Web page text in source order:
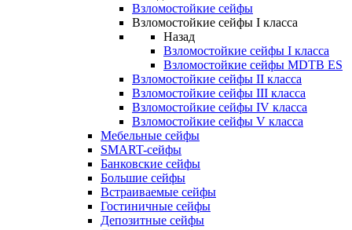
Взломостойкие сейфы
Взломостойкие сейфы I класса
Назад
Взломостойкие сейфы I класса
Взломостойкие сейфы MDTB ES
Взломостойкие сейфы II класса
Взломостойкие сейфы III класса
Взломостойкие сейфы IV класса
Взломостойкие сейфы V класса
Мебельные сейфы
SMART-сейфы
Банковские сейфы
Большие сейфы
Встраиваемые сейфы
Гостиничные сейфы
Депозитные сейфы